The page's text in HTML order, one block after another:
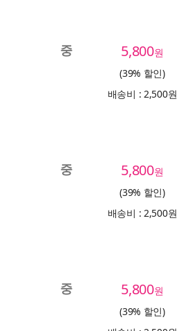
중 5,800원
(39% 할인)
배송비 : 2,500원
중 5,800원
(39% 할인)
배송비 : 2,500원
중 5,800원
(39% 할인)